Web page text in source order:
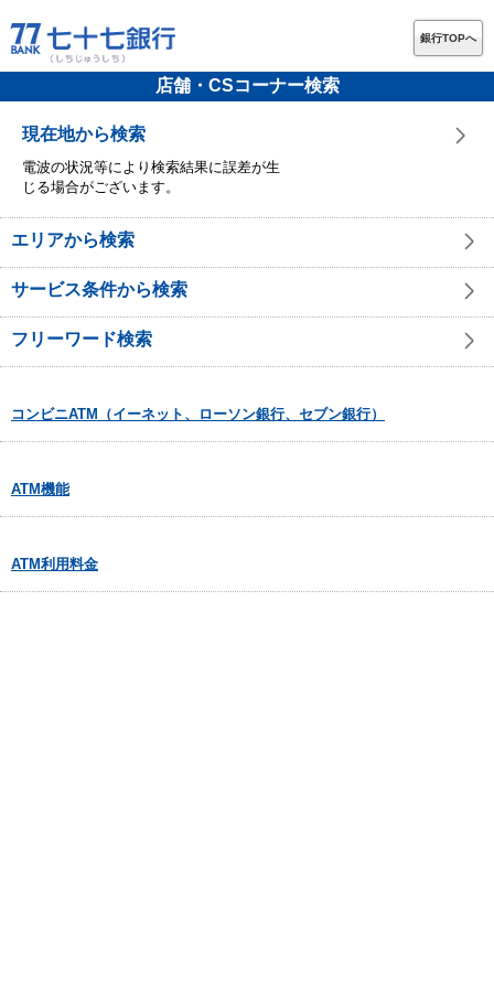
銀行TOPへ
店舗・CSコーナー検索
現在地から検索
電波の状況等により検索結果に誤差が生
じる場合がございます。
エリアから検索
サービス条件から検索
フリーワード検索
コンビニATM（イーネット、ローソン銀行、セブン銀行）
ATM機能
ATM利用料金